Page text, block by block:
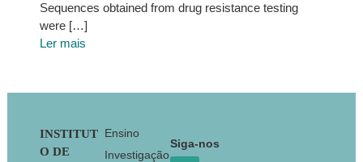
Sequences obtained from drug resistance testing
were […]
Ler mais
Footer
INSTITUT
O DE
Ensino
Investigação
Siga-nos